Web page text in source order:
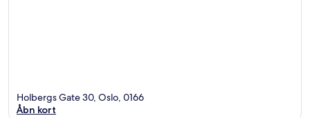
Holbergs Gate 30, Oslo, 0166
Åbn kort